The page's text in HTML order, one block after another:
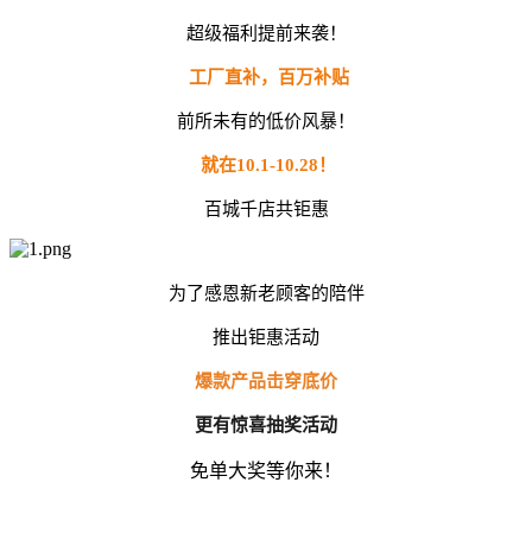
超级福利提前来袭！
工厂直补，百万补贴
前所未有的低价风暴！
就在10.1-10.28！
百城千店共钜惠
为了感恩新老顾客的陪伴
推出钜惠活动
爆款产品击穿底价
更有惊喜抽奖活动
免单大奖等你来！